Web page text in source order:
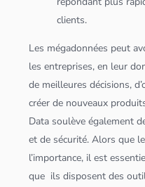
clients.
Les mégadonnées peut
les entreprises, en leur
de meilleures décisions,
créer de nouveaux
Data soulève également
et de sécurité. Alors que le
l’importance, il est
que ils disposent des